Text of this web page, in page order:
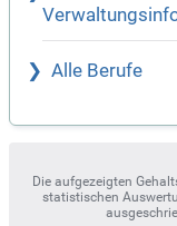
Alle Berufe
Die aufgezeigten
statistischen